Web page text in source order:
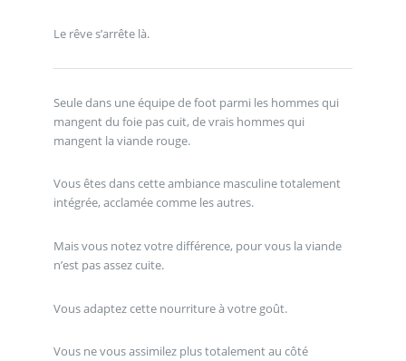
Le rêve s’arrête là.
Seule dans une équipe de foot parmi les hommes qui
mangent du foie pas cuit, de vrais hommes qui
mangent la viande rouge.
Vous êtes dans cette ambiance masculine totalement
intégrée, acclamée comme les autres.
Mais vous notez votre différence, pour vous la viande
n’est pas assez cuite.
Vous adaptez cette nourriture à votre goût.
Vous ne vous assimilez plus totalement au côté